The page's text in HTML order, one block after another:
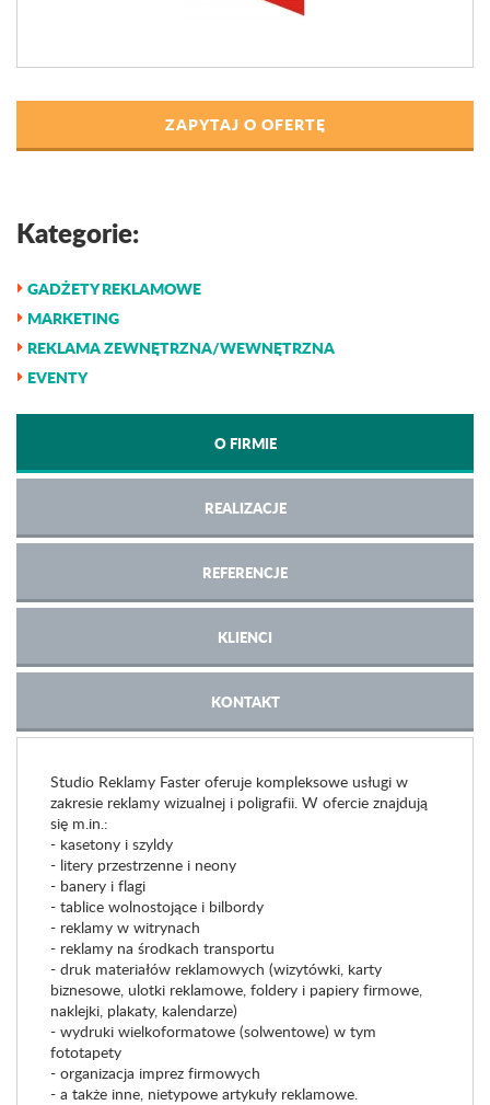
ZAPYTAJ O OFERTĘ
Kategorie:
GADŻETY REKLAMOWE
MARKETING
REKLAMA ZEWNĘTRZNA/WEWNĘTRZNA
EVENTY
O FIRMIE
REALIZACJE
REFERENCJE
KLIENCI
KONTAKT
Studio Reklamy Faster oferuje kompleksowe usługi w
zakresie reklamy wizualnej i poligrafii. W ofercie znajdują
się m.in.:
- kasetony i szyldy
- litery przestrzenne i neony
- banery i flagi
- tablice wolnostojące i bilbordy
- reklamy w witrynach
- reklamy na środkach transportu
- druk materiałów reklamowych (wizytówki, karty
biznesowe, ulotki reklamowe, foldery i papiery firmowe,
naklejki, plakaty, kalendarze)
- wydruki wielkoformatowe (solwentowe) w tym
fototapety
- organizacja imprez firmowych
- a także inne, nietypowe artykuły reklamowe.